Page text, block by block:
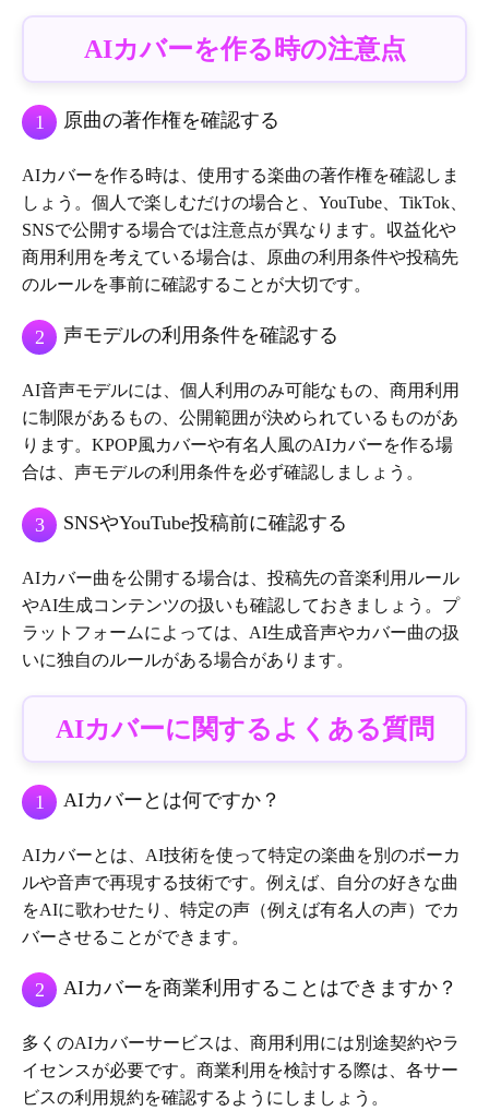
AIカバーを作る時の注意点
1 原曲の著作権を確認する
AIカバーを作る時は、使用する楽曲の著作権を確認しま
しょう。個人で楽しむだけの場合と、YouTube、TikTok、
SNSで公開する場合では注意点が異なります。収益化や
商用利用を考えている場合は、原曲の利用条件や投稿先
のルールを事前に確認することが大切です。
2 声モデルの利用条件を確認する
AI音声モデルには、個人利用のみ可能なもの、商用利用
に制限があるもの、公開範囲が決められているものがあ
ります。KPOP風カバーや有名人風のAIカバーを作る場
合は、声モデルの利用条件を必ず確認しましょう。
3 SNSやYouTube投稿前に確認する
AIカバー曲を公開する場合は、投稿先の音楽利用ルール
やAI生成コンテンツの扱いも確認しておきましょう。プ
ラットフォームによっては、AI生成音声やカバー曲の扱
いに独自のルールがある場合があります。
AIカバーに関するよくある質問
1 AIカバーとは何ですか？
AIカバーとは、AI技術を使って特定の楽曲を別のボーカ
ルや音声で再現する技術です。例えば、自分の好きな曲
をAIに歌わせたり、特定の声（例えば有名人の声）でカ
バーさせることができます。
2 AIカバーを商業利用することはできますか？
多くのAIカバーサービスは、商用利用には別途契約やラ
イセンスが必要です。商業利用を検討する際は、各サー
ビスの利用規約を確認するようにしましょう。